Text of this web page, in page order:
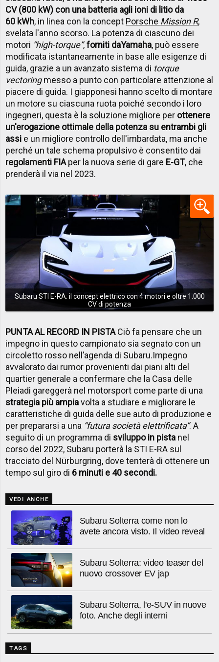
CV (800 kW) con una batteria agli ioni di litio da
60 kWh, in linea con la concept Porsche Mission R,
svelata l'anno scorso. La potenza di ciascuno dei
motori “high-torque”,forniti daYamaha, può essere
modificata istantaneamente in base alle esigenze di
guida, grazie a un avanzato sistema di torque
vectoringmesso a punto con particolare attenzione al
piacere di guida. I giapponesi hanno scelto di montare
un motore su ciascuna ruota poiché secondo i loro
ingegneri, questa è la soluzione migliore per ottenere
un'erogazione ottimale della potenza su entrambi gli
assi e un migliore controllo dell'imbardata, ma anche
perché un tale schema propulsivo è consentito dai
regolamenti FIAper la nuova serie di gare E-GT, che
prenderà il via nel 2023.
Subaru STI E-RA: il concept elettrico con 4 motori e oltre 1.000
CV di potenza
PUNTA AL RECORD IN PISTACiò fa pensare che un
impegno in questo campionato sia segnato con un
circoletto rosso nell’agenda di Subaru.Impegno
avvalorato dai rumor provenienti dai piani alti del
quartier generale a confermare che la Casa delle
Pleiadi gareggerà nel motorsport come parte di una
strategia più ampiavolta a studiare e migliorare le
caratteristiche di guida delle sue auto di produzione e
per prepararsi a una “futura società elettrificata”. A
seguito di un programma di sviluppo in pista nel
corso del 2022, Subaru porterà la STI E-RA sul
tracciato del Nürburgring, dove tenterà di ottenere un
tempo sul giro di 6 minuti e 40 secondi.
VEDI ANCHE
Subaru Solterra come non lo
avete ancora visto. Il video reveal
Subaru Solterra: video teaser del
nuovo crossover EV jap
Subaru Solterra, l'e-SUV in nuove
foto. Anche degli interni
TAGS